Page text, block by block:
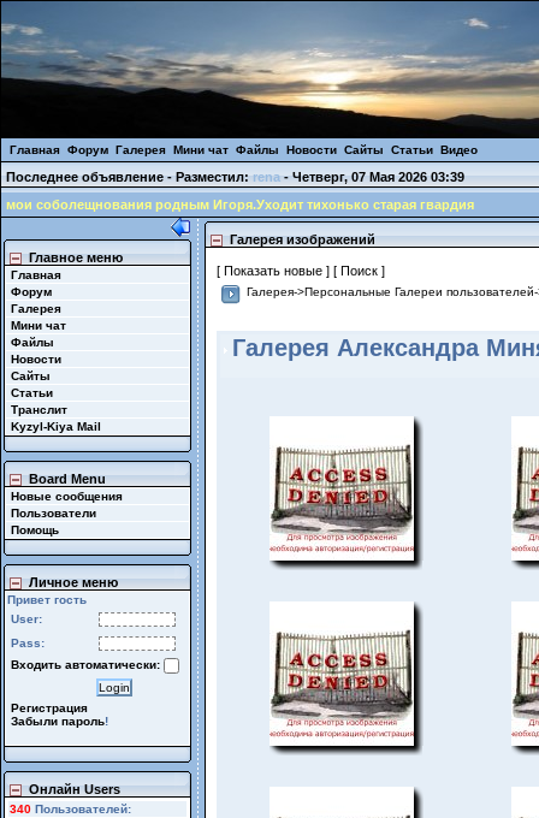
Главная Форум Галерея Мини чат Файлы Новости Сайты Статьи Видео
Последнее объявление - Разместил:rena- Четверг, 07 Мая 2026 03:39
мои соболещнования родным Игоря.Уходит тихонько старая гвардия
Главное меню
Главная
Форум
Галерея
Мини чат
Файлы
Новости
Сайты
Статьи
Транслит
Kyzyl-Kiya Mail
Board Menu
Новые сообщения
Пользователи
Помощь
Личное меню
Привет гость
User:
Pass:
Входить автоматически:
Регистрация
Забыли пароль!
Онлайн Users
340 Пользователей:
Галерея изображений
[ Показать новые ] [ Поиск ]
Галерея->Персональные Галереи пользователей
Галерея Александра